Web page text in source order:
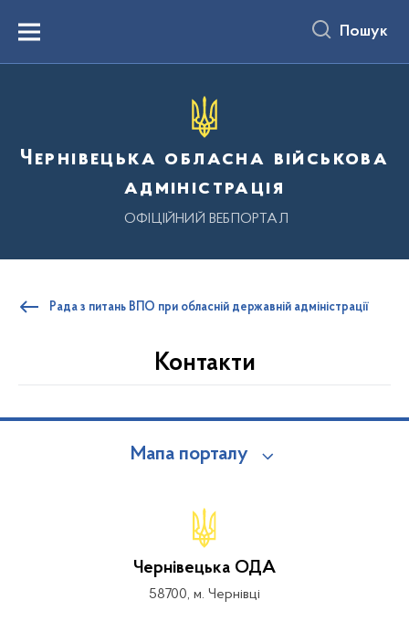
вмістуMenu Пошук
Чернівецька обласна військова
адміністрація
ОФІЦІЙНИЙ ВЕБПОРТАЛ
Рада з питань ВПО при обласній державній адміністрації
Контакти
Мапа порталу
Чернівецька ОДА
58700, м. Чернівці